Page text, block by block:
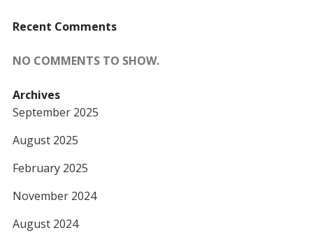
Recent Comments
NO COMMENTS TO SHOW.
Archives
September 2025
August 2025
February 2025
November 2024
August 2024